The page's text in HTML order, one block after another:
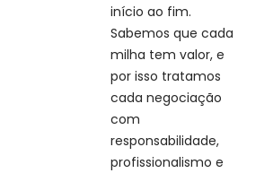
início ao fim.
Sabemos que cada
milha tem valor, e
por isso tratamos
cada negociação
com
responsabilidade,
profissionalismo e